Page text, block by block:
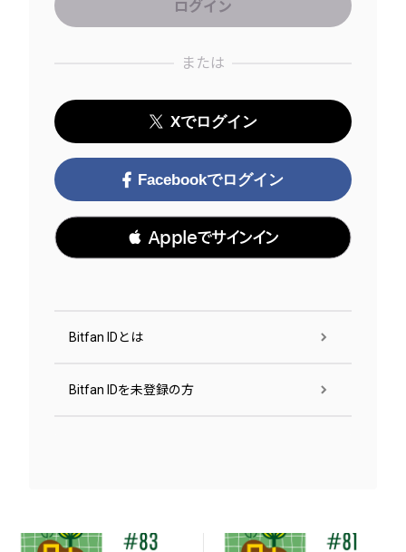
または
Xでログイン
Facebookでログイン
 Appleでサインイン
Bitfan IDとは
Bitfan IDを未登録の方